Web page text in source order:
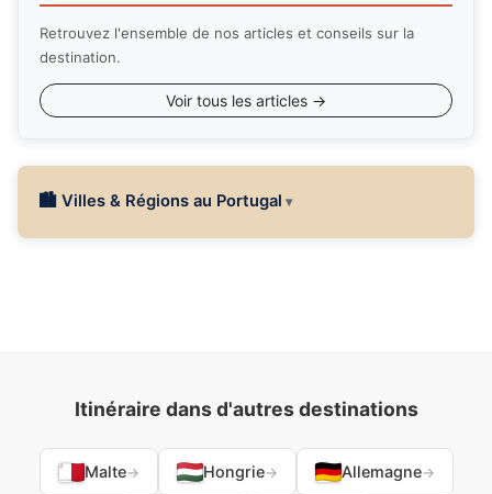
Retrouvez l'ensemble de nos articles et conseils sur la
destination.
Voir tous les articles →
🏙 Villes & Régions au Portugal
Itinéraire dans d'autres destinations
Malte→ Hongrie→ Allemagne→